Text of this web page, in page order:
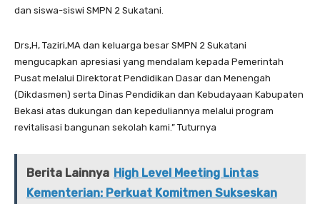
dan siswa-siswi SMPN 2 Sukatani.
Drs,H, Taziri,MA dan keluarga besar SMPN 2 Sukatani
mengucapkan apresiasi yang mendalam kepada Pemerintah
Pusat melalui Direktorat Pendidikan Dasar dan Menengah
(Dikdasmen) serta Dinas Pendidikan dan Kebudayaan Kabupaten
Bekasi atas dukungan dan kepeduliannya melalui program
revitalisasi bangunan sekolah kami.” Tuturnya
Berita Lainnya High Level Meeting Lintas
Kementerian: Perkuat Komitmen Sukseskan